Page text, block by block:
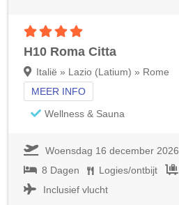
H10 Roma Citta
Italië » Lazio (Latium) » Rome
MEER INFO
Wellness & Sauna
Woensdag 16 december 2026
8 Dagen
Logies/ontbijt
Inclusief vlucht